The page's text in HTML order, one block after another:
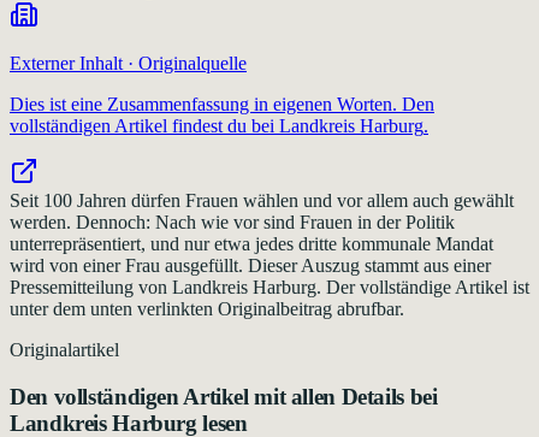
Externer Inhalt · Originalquelle
Dies ist eine Zusammenfassung in eigenen Worten. Den
vollständigen Artikel findest du bei Landkreis Harburg.
Seit 100 Jahren dürfen Frauen wählen und vor allem auch gewählt
werden. Dennoch: Nach wie vor sind Frauen in der Politik
unterrepräsentiert, und nur etwa jedes dritte kommunale Mandat
wird von einer Frau ausgefüllt. Dieser Auszug stammt aus einer
Pressemitteilung von Landkreis Harburg. Der vollständige Artikel ist
unter dem unten verlinkten Originalbeitrag abrufbar.
Originalartikel
Den vollständigen Artikel mit allen Details bei
Landkreis Harburg lesen